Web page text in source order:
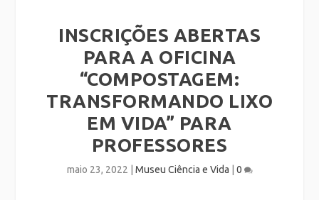
INSCRIÇÕES ABERTAS
PARA A OFICINA
“COMPOSTAGEM:
TRANSFORMANDO LIXO
EM VIDA” PARA
PROFESSORES
maio 23, 2022 Museu Ciência e Vida 0